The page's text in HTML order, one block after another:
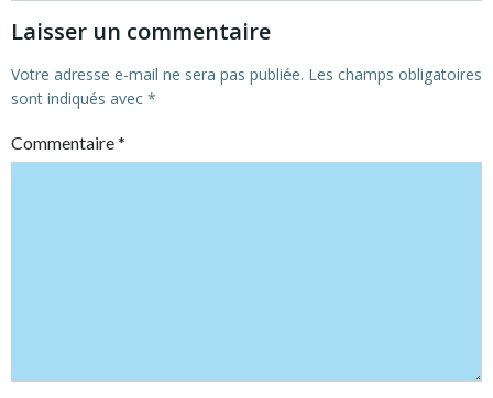
Laisser un commentaire
Votre adresse e-mail ne sera pas publiée. Les champs obligatoires
sont indiqués avec *
Commentaire*